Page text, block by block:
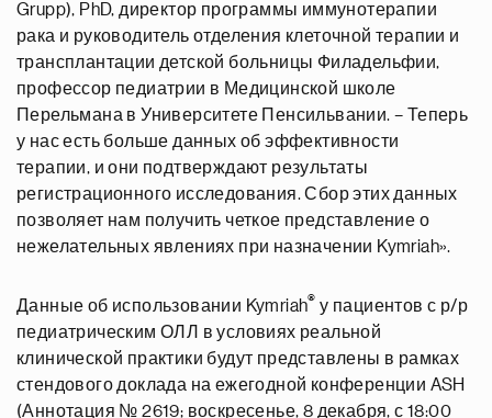
Grupp), PhD, директор программы иммунотерапии
рака и руководитель отделения клеточной терапии и
трансплантации детской больницы Филадельфии,
профессор педиатрии в Медицинской школе
Перельмана в Университете Пенсильвании. – Теперь
у нас есть больше данных об эффективности
терапии, и они подтверждают результаты
регистрационного исследования. Сбор этих данных
позволяет нам получить четкое представление о
нежелательных явлениях при назначении Kymriah».
Данные об использовании Kymriah® у пациентов с р/р
педиатрическим ОЛЛ в условиях реальной
клинической практики будут представлены в рамках
стендового доклада на ежегодной конференции ASH
(Аннотация № 2619; воскресенье, 8 декабря, с 18:00